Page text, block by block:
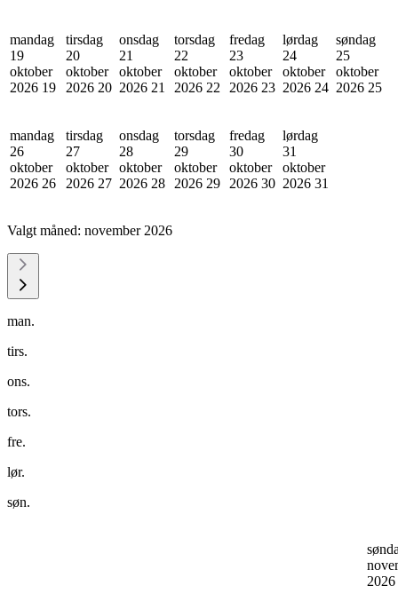
mandag
19
oktober
2026 19
tirsdag
20
oktober
2026 20
onsdag
21
oktober
2026 21
torsdag
22
oktober
2026 22
fredag
23
oktober
2026 23
lørdag
24
oktober
2026 24
søndag
25
oktober
2026 25
mandag
26
oktober
2026 26
tirsdag
27
oktober
2026 27
onsdag
28
oktober
2026 28
torsdag
29
oktober
2026 29
fredag
30
oktober
2026 30
lørdag
31
oktober
2026 31
Valgt måned: november 2026
man.
tirs.
ons.
tors.
fre.
lør.
søn.
2026